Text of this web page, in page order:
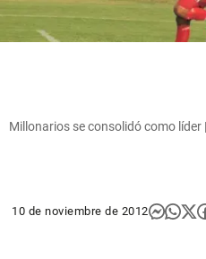
Millonarios se consolidó como líder
10 de noviembre de 2012